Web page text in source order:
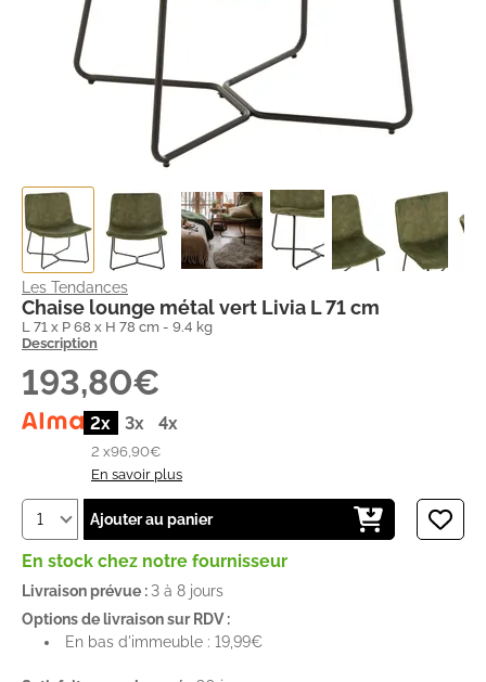
Les Tendances
Chaise lounge métal vert Livia L 71 cm
L 71 x P 68 x H 78 cm - 9.4 kg
Description
193,80€
2x 3x 4x
2 x96,90€
En savoir plus
Ajouter au panier
En stock chez notre fournisseur
Livraison prévue : 3 à 8 jours
Options de livraison sur RDV :
En bas d'immeuble : 19,99€